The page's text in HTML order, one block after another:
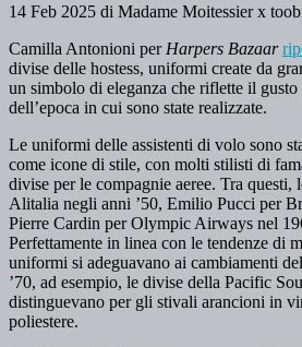
14 Feb 2025 di Madame Moitessier x
Camilla Antonioni per Harpers Bazaar
divise delle hostess, uniformi create da
un simbolo di eleganza che riflette il gusto
dell’epoca in cui sono state realizzate.
Le uniformi delle assistenti di volo sono
come icone di stile, con molti stilisti di
divise per le compagnie aeree. Tra questi,
Alitalia negli anni ’50, Emilio Pucci per
Pierre Cardin per Olympic Airways nel
Perfettamente in linea con le tendenze di
uniformi si adeguavano ai cambiamenti
’70, ad esempio, le divise della Pacific
distinguevano per gli stivali arancioni in
poliestere.